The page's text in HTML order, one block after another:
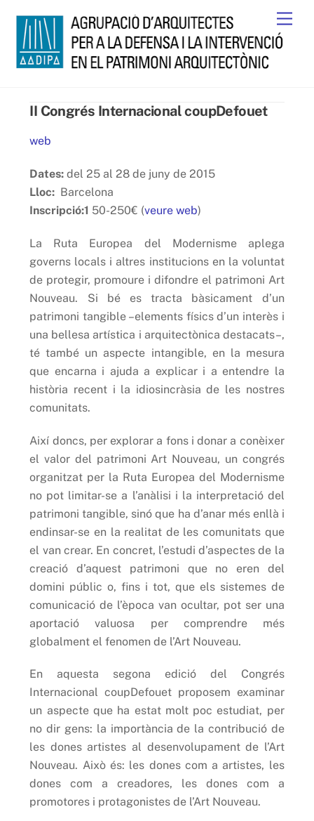
content
II Congrés Internacional coupDefouet
web
Dates:del 25 al 28 de juny de 2015
Lloc: Barcelona
Inscripció:1 50-250€ (veure web)
La Ruta Europea del Modernisme aplega
governs locals i altres institucions en la voluntat
de protegir, promoure i difondre el patrimoni Art
Nouveau. Si bé es tracta bàsicament d’un
patrimoni tangible –elements físics d’un interès i
una bellesa artística i arquitectònica destacats–,
té també un aspecte intangible, en la mesura
que encarna i ajuda a explicar i a entendre la
història recent i la idiosincràsia de les nostres
comunitats.
Així doncs, per explorar a fons i donar a conèixer
el valor del patrimoni Art Nouveau, un congrés
organitzat per la Ruta Europea del Modernisme
no pot limitar-se a l’anàlisi i la interpretació del
patrimoni tangible, sinó que ha d’anar més enllà i
endinsar-se en la realitat de les comunitats que
el van crear. En concret, l’estudi d’aspectes de la
creació d’aquest patrimoni que no eren del
domini públic o, fins i tot, que els sistemes de
comunicació de l’època van ocultar, pot ser una
aportació valuosa per comprendre més
globalment el fenomen de l’Art Nouveau.
En aquesta segona edició del Congrés
Internacional coupDefouet proposem examinar
un aspecte que ha estat molt poc estudiat, per
no dir gens: la importància de la contribució de
les dones artistes al desenvolupament de l’Art
Nouveau. Això és: les dones com a artistes, les
dones com a creadores, les dones com a
promotores i protagonistes de l’Art Nouveau.